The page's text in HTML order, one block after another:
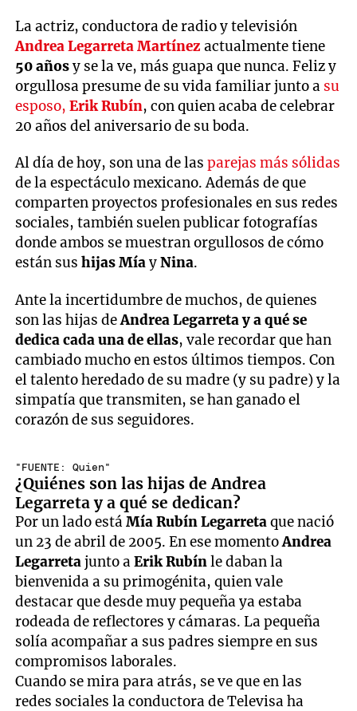
La actriz, conductora de radio y televisión
Andrea Legarreta Martínez actualmente tiene
50 añosy se la ve, más guapa que nunca. Feliz y
orgullosa presume de su vida familiar junto a su
esposo,Erik Rubín, con quien acaba de celebrar
20 años del aniversario de su boda.
Al día de hoy, son una de lasparejas más sólidas
de la espectáculo mexicano. Además de que
comparten proyectos profesionales en sus redes
sociales, también suelen publicar fotografías
donde ambos se muestran orgullosos de cómo
están sushijas MíayNina.
Ante la incertidumbre de muchos, de quienes
son las hijas deAndrea Legarreta y a qué se
dedica cada una de ellas, vale recordar que han
cambiado mucho en estos últimos tiempos. Con
el talento heredado de su madre (y su padre) y la
simpatía que transmiten, se han ganado el
corazón de sus seguidores.
"FUENTE: Quien"
¿Quiénes son las hijas de Andrea
Legarreta y a qué se dedican?
Por un lado estáMía Rubín Legarretaque nació
un 23 de abril de 2005. En ese momentoAndrea
Legarretajunto aErik Rubínle daban la
bienvenida a su primogénita, quien vale
destacar que desde muy pequeña ya estaba
rodeada de reflectores y cámaras. La pequeña
solía acompañar a sus padres siempre en sus
compromisos laborales.
Cuando se mira para atrás, se ve que en las
redes sociales la conductora de Televisa ha